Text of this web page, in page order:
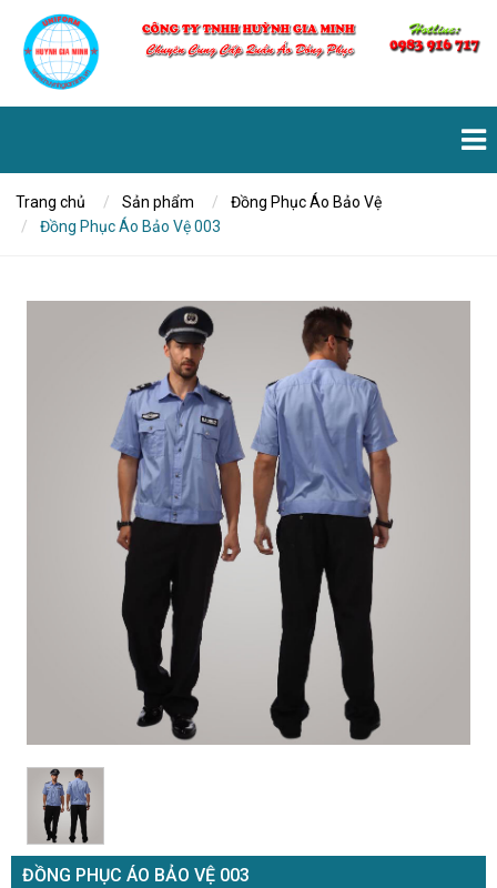
Trang chủ Sản phẩm
Đồng Phục Áo Bảo Vệ
Đồng Phục Áo Bảo Vệ 003
ĐỒNG PHỤC ÁO BẢO VỆ 003